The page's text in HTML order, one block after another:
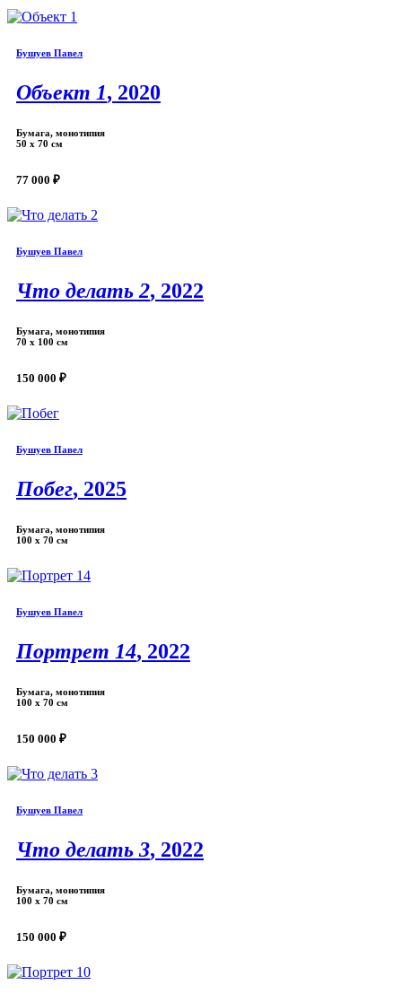
Бушуев Павел
Объект 1, 2020
Бумага, монотипия
50 x 70 см
77 000 ₽
Бушуев Павел
Что делать 2, 2022
Бумага, монотипия
70 х 100 см
150 000 ₽
Бушуев Павел
Побег, 2025
Бумага, монотипия
100 х 70 см
Бушуев Павел
Портрет 14, 2022
Бумага, монотипия
100 х 70 см
150 000 ₽
Бушуев Павел
Что делать 3, 2022
Бумага, монотипия
100 х 70 см
150 000 ₽